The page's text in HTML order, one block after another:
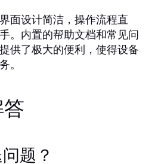
面设计简洁，操作流程直
。内置的帮助文档和常见问
供了极大的便利，使得设备
。
题？